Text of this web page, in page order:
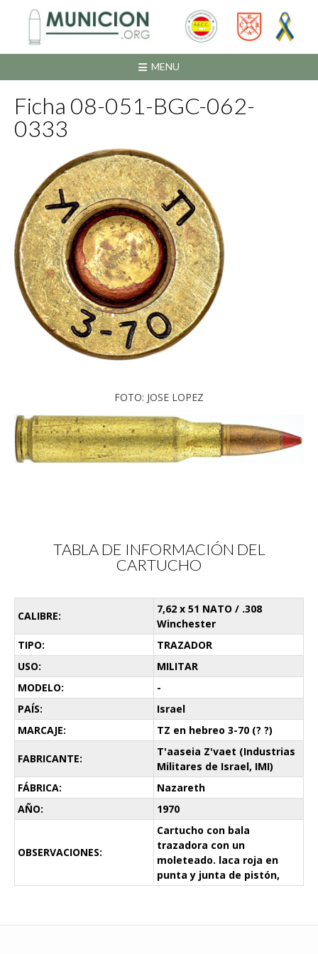
contenido
MENU
Ficha 08-051-BGC-062-
0333
FOTO: JOSE LOPEZ
TABLA DE INFORMACIÓN DEL
CARTUCHO
CALIBRE:
7,62 x 51 NATO / .308
Winchester
TIPO:
TRAZADOR
USO:
MILITAR
MODELO:
-
PAÍS:
Israel
MARCAJE:
TZ en hebreo 3-70 (? ?)
FABRICANTE:
T'aaseia Z'vaet (Industrias
Militares de Israel, IMI)
FÁBRICA:
Nazareth
AÑO:
1970
OBSERVACIONES:
Cartucho con bala
trazadora con un
moleteado. laca roja en
punta y junta de pistón,